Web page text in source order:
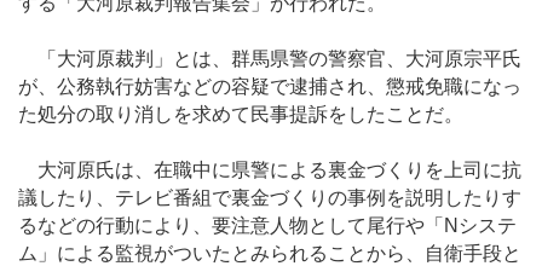
「大河原裁判」とは、群馬県警の警察官、大河原宗平氏
が、公務執行妨害などの容疑で逮捕され、懲戒免職になっ
た処分の取り消しを求めて民事提訴をしたことだ。
大河原氏は、在職中に県警による裏金づくりを上司に抗
議したり、テレビ番組で裏金づくりの事例を説明したりす
るなどの行動により、要注意人物として尾行や「Nシステ
ム」による監視がついたとみられることから、自衛手段と